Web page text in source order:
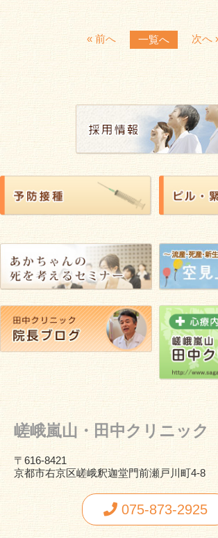
« 前へ 一覧へ 次へ
嵯峨嵐山・田中クリニック
〒616-8421
京都市右京区嵯峨釈迦堂門前瀬戸川町4-8
075-873-2925